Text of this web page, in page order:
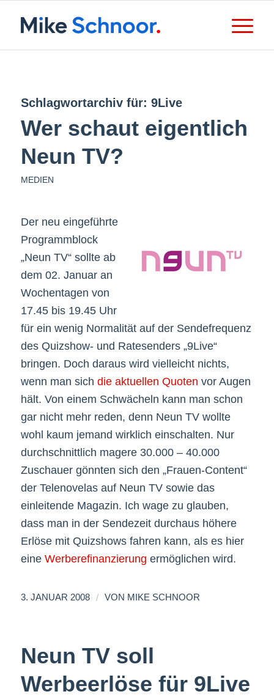
Schlagwortarchiv für: 9Live
Wer schaut eigentlich
Neun TV?
MEDIEN
Der neu eingeführte
Programmblock
„Neun TV“ sollte ab
dem 02. Januar an
Wochentagen von
17.45 bis 19.45 Uhr
für ein wenig Normalität auf der Sendefrequenz
des Quizshow- und Ratesenders „9Live“
bringen. Doch daraus wird vielleicht nichts,
wenn man sich die aktuellen Quoten vor Augen
hält. Von einem Schwächeln kann man schon
gar nicht mehr reden, denn Neun TV wollte
wohl kaum jemand wirklich einschalten. Nur
durchschnittlich magere 30.000 – 40.000
Zuschauer gönnten sich den „Frauen-Content“
der Telenovelas auf Neun TV sowie das
einleitende Magazin. Ich wage zu glauben,
dass man in der Sendezeit durchaus höhere
Erlöse mit Quizshows fahren kann, als es hier
eine Werberefinanzierung ermöglichen wird.
3. JANUAR 2008 / VON MIKE SCHNOOR
Neun TV soll
Werbeerlöse für 9Live